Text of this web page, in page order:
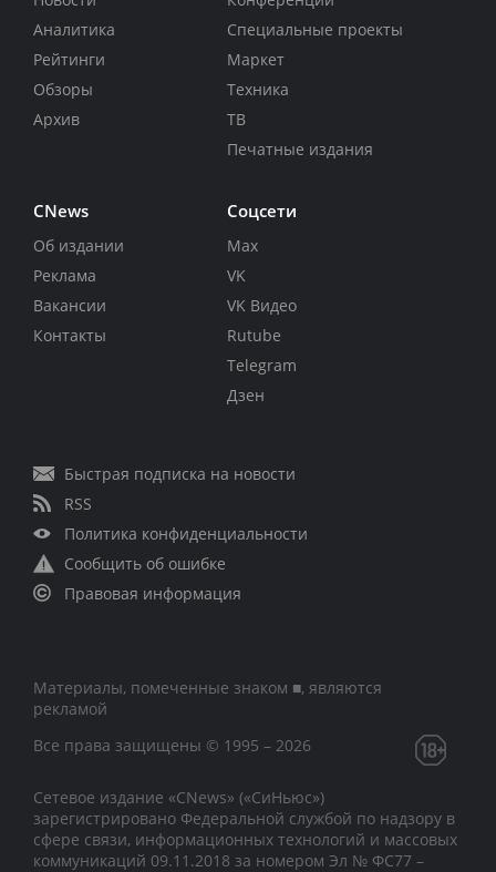
Аналитика
Рейтинги
Обзоры
Архив
Специальные проекты
Маркет
Техника
ТВ
Печатные издания
CNews
Об издании
Реклама
Вакансии
Контакты
Соцсети
Max
VK
VK Видео
Rutube
Telegram
Дзен
Быстрая подписка на новости
RSS
Политика конфиденциальности
Сообщить об ошибке
Правовая информация
Материалы, помеченные знаком ■, являются
рекламой
Все права защищены © 1995 – 2026
Сетевое издание «CNews» («СиНьюс»)
зарегистрировано Федеральной службой по надзору в
сфере связи, информационных технологий и массовых
коммуникаций 09.11.2018 за номером Эл № ФС77 –